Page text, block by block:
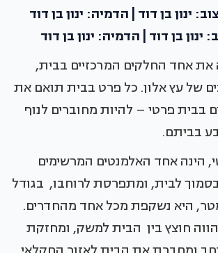
ינון בן דוד | הדמיה: ינון בן דוד
אחד החלקים המרכזיים בבית,
של עץ אלון. כל פרט בבית תואם את
בבית פרטי – להיות מחוברים לנוף
בביתם.
הינה אחד האלמנטים המרשימים
לבית, ומתפרסת לרוחבו, בגודל
מטר על 10 מטר, היא נשקפת מכל אחד מהחדרים.
חוצץ בין הבית למשק, ומחזקת